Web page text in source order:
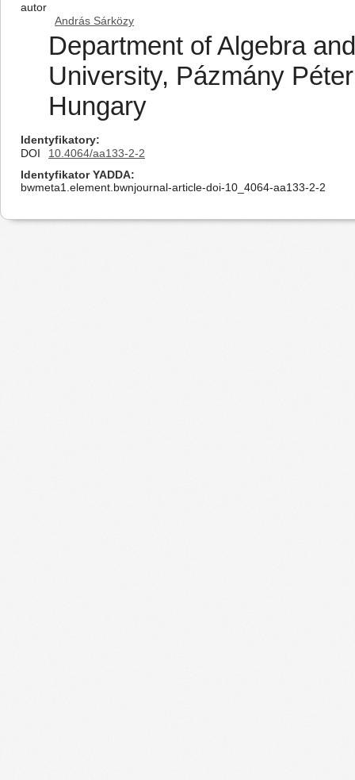
autor
András Sárközy
Department of Algebra
University, Pázmány
Hungary
Identyfikatory
DOI
10.4064/aa133-2-2
Identyfikator YADDA
bwmeta1.element.bwnjournal-article-doi-10_4064-aa133-2-2